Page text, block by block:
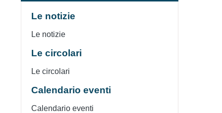
Le notizie
Le notizie
Le circolari
Le circolari
Calendario eventi
Calendario eventi